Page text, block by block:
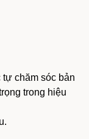
tự chăm sóc bản
trong hiệu